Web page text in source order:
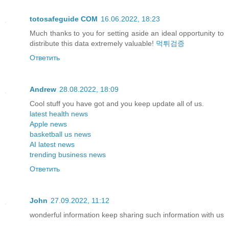
totosafeguide COM 16.06.2022, 18:23
Much thanks to you for setting aside an ideal opportunity to
distribute this data extremely valuable! 먹튀검증
Ответить
Andrew 28.08.2022, 18:09
Cool stuff you have got and you keep update all of us.
latest health news
Apple news
basketball us news
AI latest news
trending business news
Ответить
John 27.09.2022, 11:12
wonderful information keep sharing such information with us